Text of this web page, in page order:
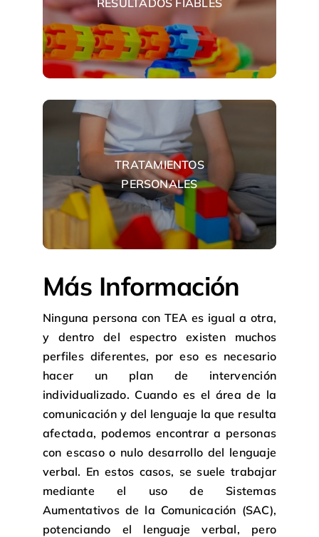
RESULTADOS FIABLES
TRATAMIENTOS
PERSONALES
Más Información
Ninguna persona con TEA es igual a otra,
y dentro del espectro existen muchos
perfiles diferentes, por eso es necesario
hacer un plan de intervención
individualizado. Cuando es el área de la
comunicación y del lenguaje la que resulta
afectada, podemos encontrar a personas
con escaso o nulo desarrollo del lenguaje
verbal. En estos casos, se suele trabajar
mediante el uso de Sistemas
Aumentativos de la Comunicación (SAC),
potenciando el lenguaje verbal, pero